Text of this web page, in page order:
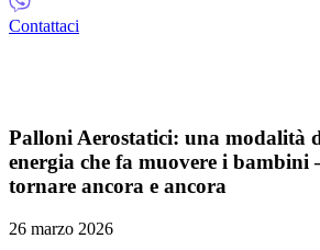
Contattaci
Palloni Aerostatici: una modalità
energia che fa muovere i
tornare ancora e ancora
26 marzo 2026